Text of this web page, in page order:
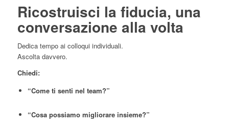
Ricostruisci la fiducia, una
conversazione alla volta
Dedica tempo ai colloqui individuali.
Ascolta davvero.
Chiedi:
“Come ti senti nel team?”
“Cosa possiamo migliorare insieme?”